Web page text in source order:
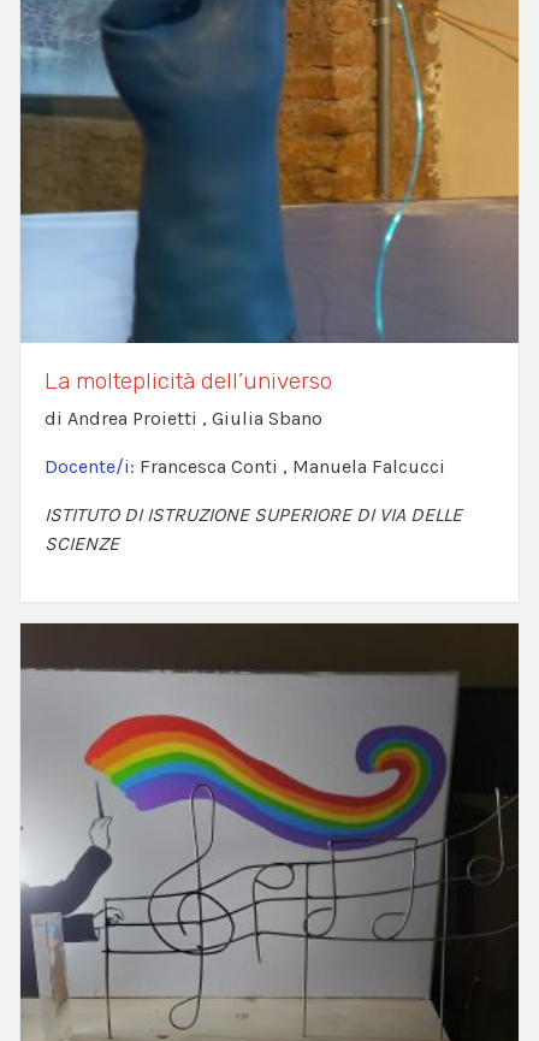
La molteplicità dell’universo
di Andrea Proietti , Giulia Sbano
Docente/i: Francesca Conti , Manuela Falcucci
ISTITUTO DI ISTRUZIONE SUPERIORE DI VIA DELLE
SCIENZE